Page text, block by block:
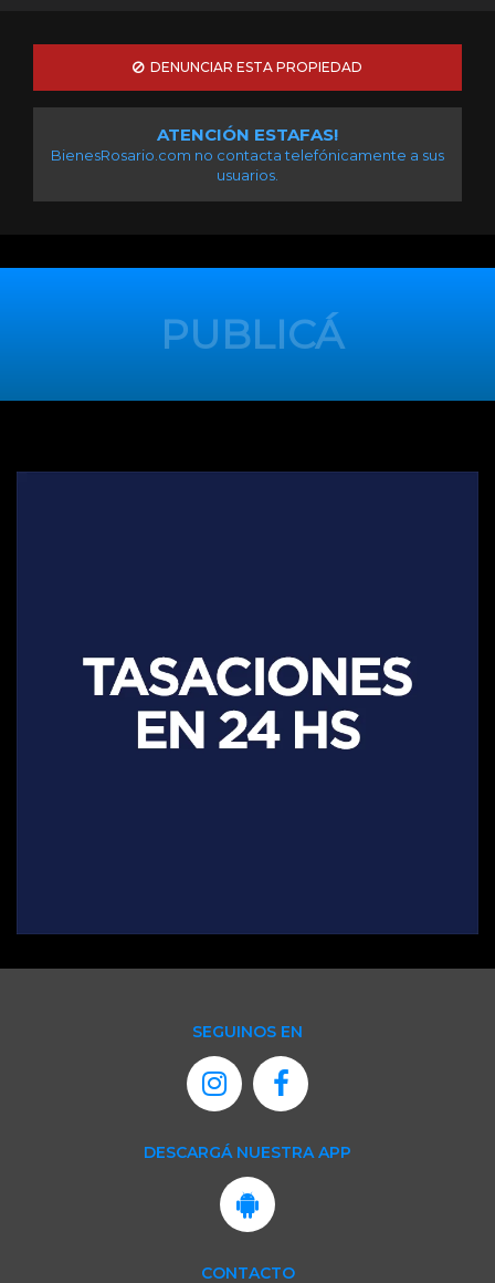
DENUNCIAR ESTA PROPIEDAD
ATENCIÓN ESTAFAS!
BienesRosario.com no contacta telefónicamente a sus
usuarios.
SEGUINOS EN
DESCARGÁ NUESTRA APP
CONTACTO